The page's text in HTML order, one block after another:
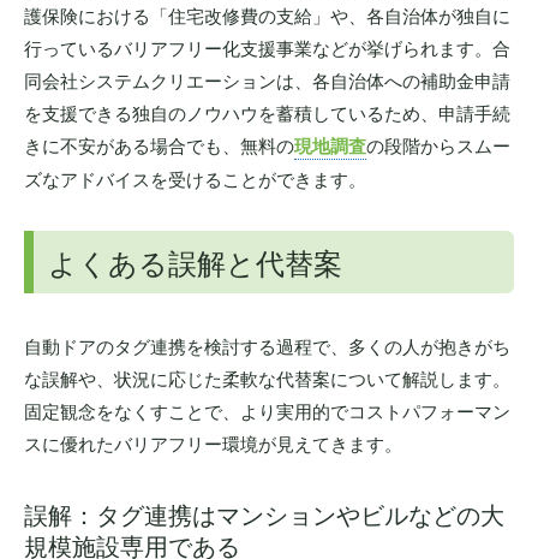
護保険における「住宅改修費の支給」や、各自治体が独自に
行っているバリアフリー化支援事業などが挙げられます。合
同会社システムクリエーションは、各自治体への補助金申請
を支援できる独自のノウハウを蓄積しているため、申請手続
きに不安がある場合でも、無料の現地調査の段階からスムー
ズなアドバイスを受けることができます。
よくある誤解と代替案
自動ドアのタグ連携を検討する過程で、多くの人が抱きがち
な誤解や、状況に応じた柔軟な代替案について解説します。
固定観念をなくすことで、より実用的でコストパフォーマン
スに優れたバリアフリー環境が見えてきます。
誤解：タグ連携はマンションやビルなどの大
規模施設専用である